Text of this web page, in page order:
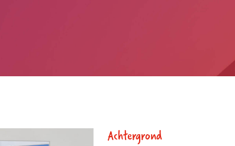
Achtergrond